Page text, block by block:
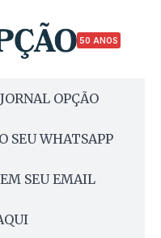
50 ANOS
OPÇÃO
SEU WHATSAPP
SEU EMAIL